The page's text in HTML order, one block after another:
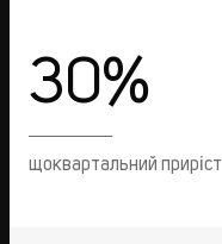
30%
щоквартальний приріст